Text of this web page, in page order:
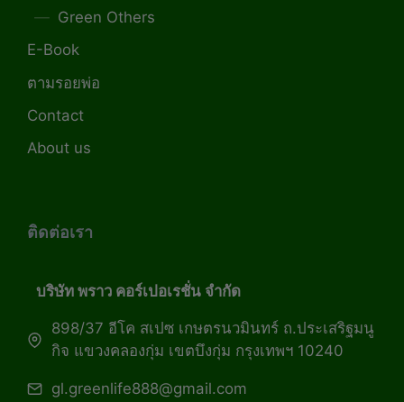
Green Others
E-Book
ตามรอยพ่อ
Contact
About us
ติดต่อเรา
บริษัท พราว คอร์เปอเรชั่น จำกัด
898/37 อีโค สเปซ เกษตรนวมินทร์ ถ.ประเสริฐมนู
กิจ แขวงคลองกุ่ม เขตบึงกุ่ม กรุงเทพฯ 10240
gl.greenlife888@gmail.com